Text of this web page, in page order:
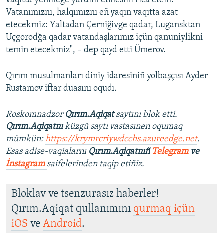
Vatanımıznı, halqımıznı eñ yaqın vaqıtta azat
etecekmiz: Yaltadan Çerniğivge qadar, Lugansktan
Uçgorodğa qadar vatandaşlarımız içün qanuniylikni
temin etecekmiz", – dep qayd etti Ümerov.
Qırım musulmanları diniy idaresiniñ yolbaşçısı Ayder
Rustamov iftar duasını oqudı.
Roskomnadzor Qırım.Aqiqatsaytını blok etti.
Qırım.Aqiqatnıküzgü saytı vastasınen oqumaq
mümkün:https://krymrcriywdcchs.azureedge.net.
Esas adise-vaqialarnı Qırım.Aqiqatnıñ Telegramve
İnstagram saifelerinden taqip etiñiz.
Bloklav ve tsenzurasız haberler!
Qırım.Aqiqat qullanımını qurmaq içün
iOS ve Android.